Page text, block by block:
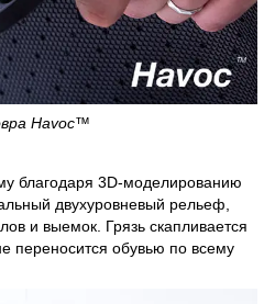
Havoc™
благодаря 3D-моделированию
двухуровневый рельеф,
и выемок. Грязь скапливается
переносится обувью по всему